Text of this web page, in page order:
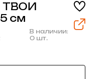
ТВОИ
см
В наличии:
0 шт.